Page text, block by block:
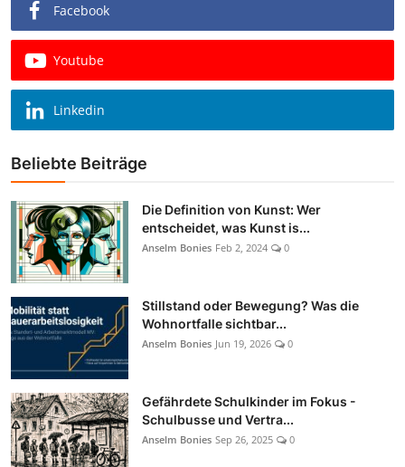
Beiträge
Vorproduktion
Facebook
Youtube
Linkedin
Beliebte Beiträge
Die Definition von Kunst: Wer
entscheidet, was Kunst is...
Anselm Bonies Feb 2, 2024 0
Stillstand oder Bewegung? Was die
Wohnortfalle sichtbar...
Anselm Bonies Jun 19, 2026 0
Gefährdete Schulkinder im Fokus -
Schulbusse und Vertra...
Anselm Bonies Sep 26, 2025 0